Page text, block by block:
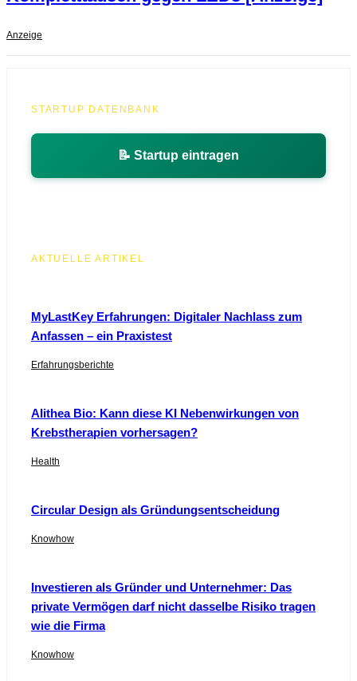
Anzeige
STARTUP DATENBANK
📝 Startup eintragen
AKTUELLE ARTIKEL
MyLastKey Erfahrungen: Digitaler Nachlass zum
Anfassen – ein Praxistest
Erfahrungsberichte
Alithea Bio: Kann diese KI Nebenwirkungen von
Krebstherapien vorhersagen?
Health
Circular Design als Gründungsentscheidung
Knowhow
Investieren als Gründer und Unternehmer: Das
private Vermögen darf nicht dasselbe Risiko tragen
wie die Firma
Knowhow